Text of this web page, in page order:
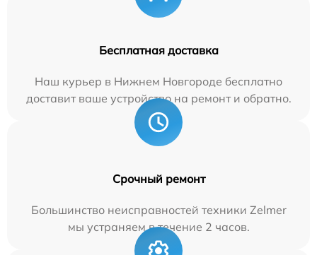
Бесплатная доставка
Наш курьер в Нижнем Новгороде бесплатно
доставит ваше устройство на ремонт и обратно.
Срочный ремонт
Большинство неисправностей техники Zelmer
мы устраняем в течение 2 часов.